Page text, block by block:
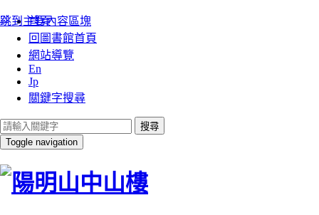
跳到主要內容區塊
:::
首頁
回圖書館首頁
網站導覽
En
Jp
關鍵字搜尋
搜尋
Toggle navigation